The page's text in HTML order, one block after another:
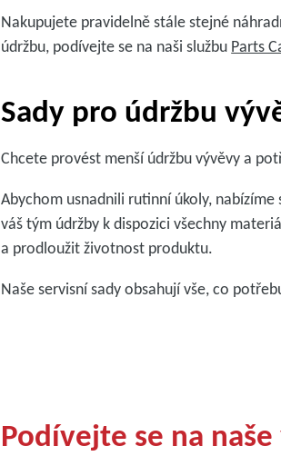
Nakupujete pravidelně stále stejné
údržbu, podívejte se na naši službu Parts
Sady pro údržbu
Chcete provést menší údržbu vývěvy a
Abychom usnadnili rutinní úkoly,
váš tým údržby k dispozici všechny
a prodloužit životnost produktu.
Naše servisní sady obsahují vše, co
Podívejte se na